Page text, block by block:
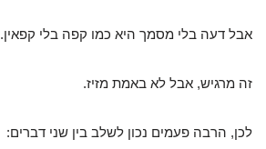
אבל דעה בלי מסמך היא כמו קפה בלי קפאין.
זה מרגיש, אבל לא באמת מזיז.
לכן, הרבה פעמים נכון לשלב בין שני דברים: